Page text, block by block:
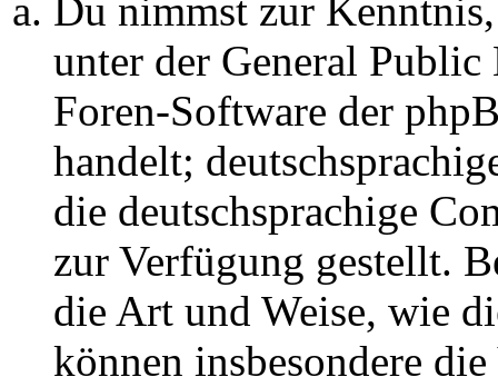
Du nimmst zur
unter der General
Foren-Software der
handelt;
die deutschsprachige
zur Verfügung gestellt.
die Art und Weise, wie
können insbesondere